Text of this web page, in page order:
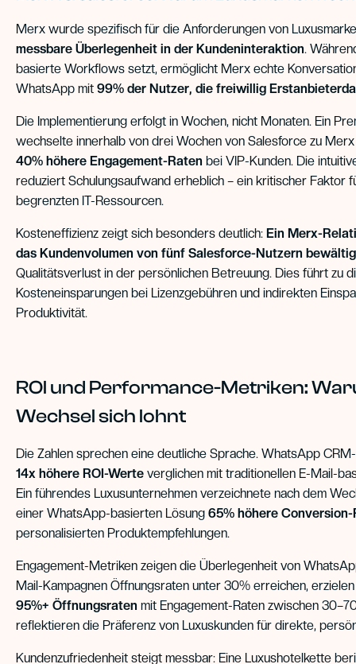
Merx wurde spezifisch für die Anforderungen von
messbare Überlegenheit in der Kundeninteraktion.
basierte Workflows setzt, ermöglicht Merx echte
WhatsApp mit 99% der Nutzer, die freiwillig
Die Implementierung erfolgt in Wochen, nicht Monaten. Ein
wechselte innerhalb von drei Wochen von Salesforce zu
40% höhere Engagement-Raten bei VIP-Kunden. Die
reduziert Schulungsaufwand erheblich – ein kritischer Faktor
begrenzten IT-Ressourcen.
Kosteneffizienz zeigt sich besonders deutlich: Ein Merx-
das Kundenvolumen von fünf Salesforce-Nutzern
Qualitätsverlust in der persönlichen Betreuung. Dies führt zu
Kosteneinsparungen bei Lizenzgebühren und indirekten
Produktivität.
ROI und Performance-Metriken:
Wechsel sich lohnt
Die Zahlen sprechen eine deutliche Sprache. WhatsApp
14x höhere ROI-Werte verglichen mit traditionellen E-Mail-
Ein führendes Luxusunternehmen verzeichnete nach dem
einer WhatsApp-basierten Lösung 65% höhere Conversion-
personalisierten Produktempfehlungen.
Engagement-Metriken zeigen die Überlegenheit von
Mail-Kampagnen Öffnungsraten unter 30% erreichen,
95%+ Öffnungsraten mit Engagement-Raten zwischen
reflektieren die Präferenz von Luxuskunden für direkte,
Kundenzufriedenheit steigt messbar: Eine Luxushotelkette